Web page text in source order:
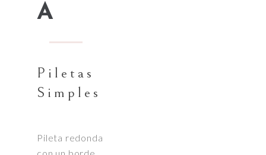
A
Piletas
Simples
Pileta redonda